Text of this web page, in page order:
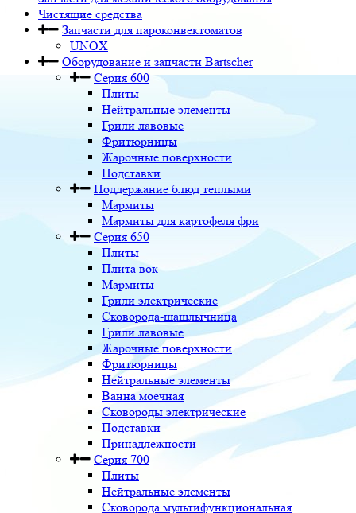
Чистящие средства
Запчасти для пароконвектоматов
UNOX
Оборудование и запчасти Bartscher
Серия 600
Плиты
Нейтральные элементы
Грили лавовые
Фритюрницы
Жарочные поверхности
Подставки
Поддержание блюд теплыми
Мармиты
Мармиты для картофеля фри
Серия 650
Плиты
Плита вок
Мармиты
Грили электрические
Сковорода-шашлычница
Грили лавовые
Жарочные поверхности
Фритюрницы
Нейтральные элементы
Ванна моечная
Сковороды электрические
Подставки
Принадлежности
Серия 700
Плиты
Нейтральные элементы
Сковорода мультифункциональная